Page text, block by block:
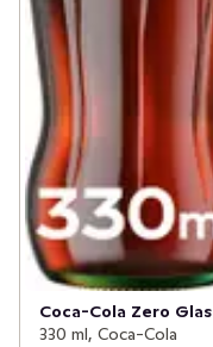
Coca-Cola Zero Glas
330 ml, Coca-Cola